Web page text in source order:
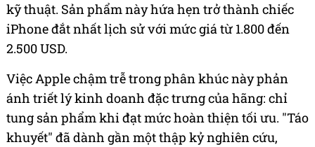
kỹ thuật. Sản phẩm này hứa hẹn trở thành chiếc
iPhone đắt nhất lịch sử với mức giá từ 1.800 đến
2.500 USD.
Việc Apple chậm trễ trong phân khúc này phản
ánh triết lý kinh doanh đặc trưng của hãng: chỉ
tung sản phẩm khi đạt mức hoàn thiện tối ưu. "Táo
khuyết" đã dành gần một thập kỷ nghiên cứu,